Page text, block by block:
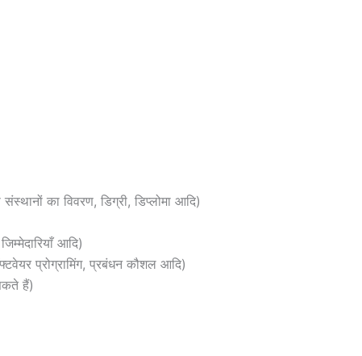
का विवरण, डिग्री, डिप्लोमा आदि)
आदि)
प्रोग्रामिंग, प्रबंधन कौशल आदि)
हैं)